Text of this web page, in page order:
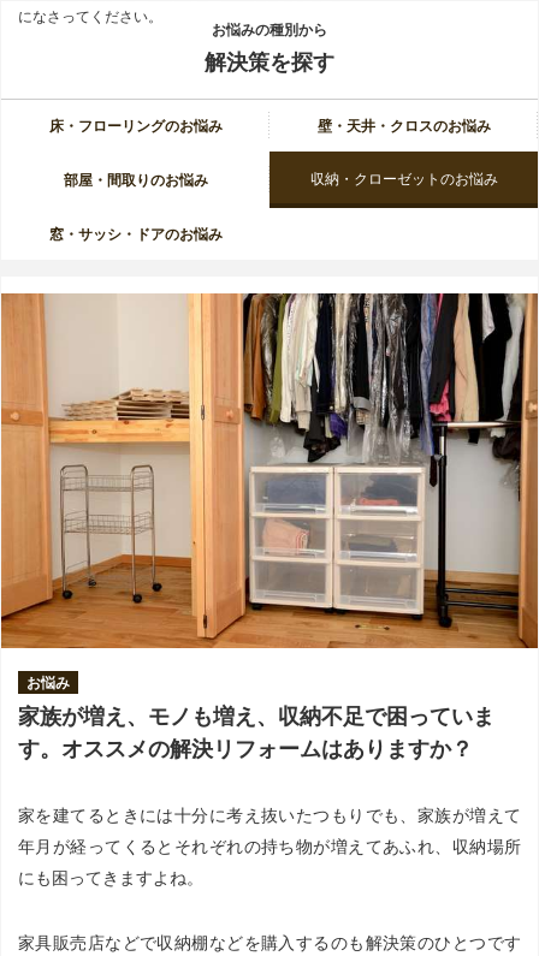
になさってください。
お悩みの種別から
解決策を探す
床・フローリングのお悩み 壁・天井・クロスのお悩み
部屋・間取りのお悩み 収納・クローゼットのお悩み
窓・サッシ・ドアのお悩み
お悩み
家族が増え、モノも増え、収納不足で困っていま
す。オススメの解決リフォームはありますか？
家を建てるときには十分に考え抜いたつもりでも、家族が増えて
年月が経ってくるとそれぞれの持ち物が増えてあふれ、収納場所
にも困ってきますよね。
家具販売店などで収納棚などを購入するのも解決策のひとつです